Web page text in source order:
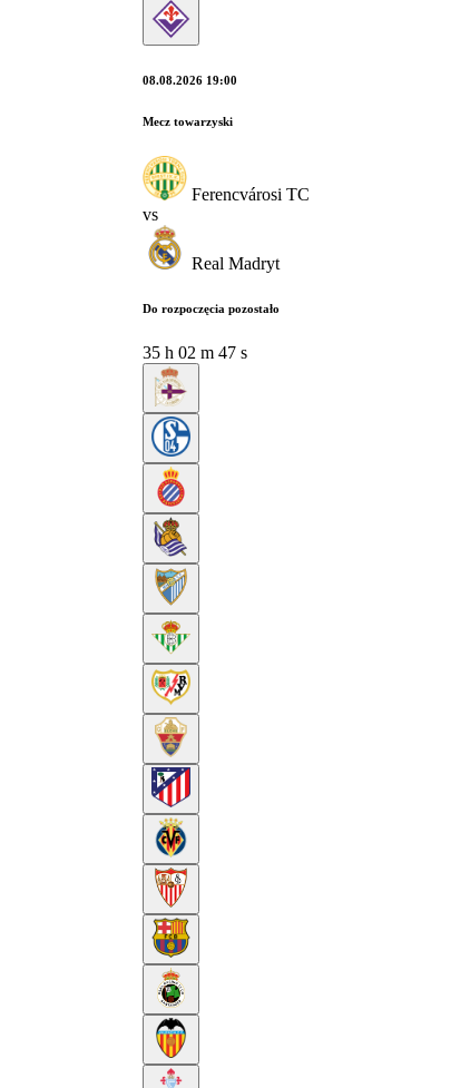
08.08.2026 19:00
Mecz towarzyski
Ferencvárosi TC
vs
Real Madryt
Do rozpoczęcia pozostało
35 h 02 m 46 s